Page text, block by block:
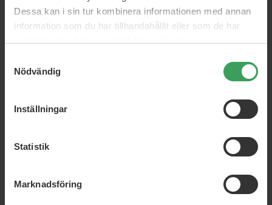
Dessa kan i sin tur kombinera informationen med annan
information som du har tillhandahållit eller som de har
Nödvändig
Inställningar
Statistik
Marknadsföring
Kan kombineras i flera delar för extra effekt eller
lager på lager av färg.
Hur man använder produkten
Planera placeringen: välj ett litet, dolt område för ett
diskret utseende – eller närmare ytan för en tydlig
Användning: Fäst fjäderförlängningen på en liten
hårtofs med din föredragna metod (t.ex. microring,
Täck fästet genom att lägga på ett tunt lager av ditt